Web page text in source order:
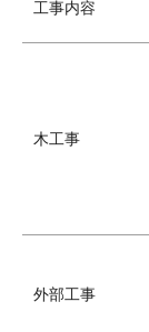
工事内容
木工事
外部工事